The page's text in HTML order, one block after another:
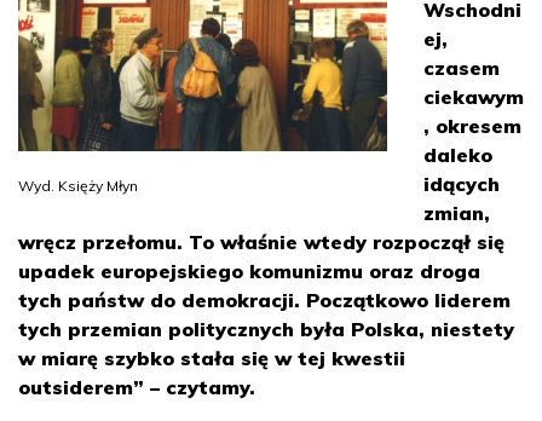
Wyd. Księży Młyn
Wschodni
ej,
czasem
ciekawym
, okresem
daleko
idących
zmian,
wręcz przełomu. To właśnie wtedy rozpoczął się
upadek europejskiego komunizmu oraz droga
tych państw do demokracji. Początkowo liderem
tych przemian politycznych była Polska, niestety
w miarę szybko stała się w tej kwestii
outsiderem” – czytamy.